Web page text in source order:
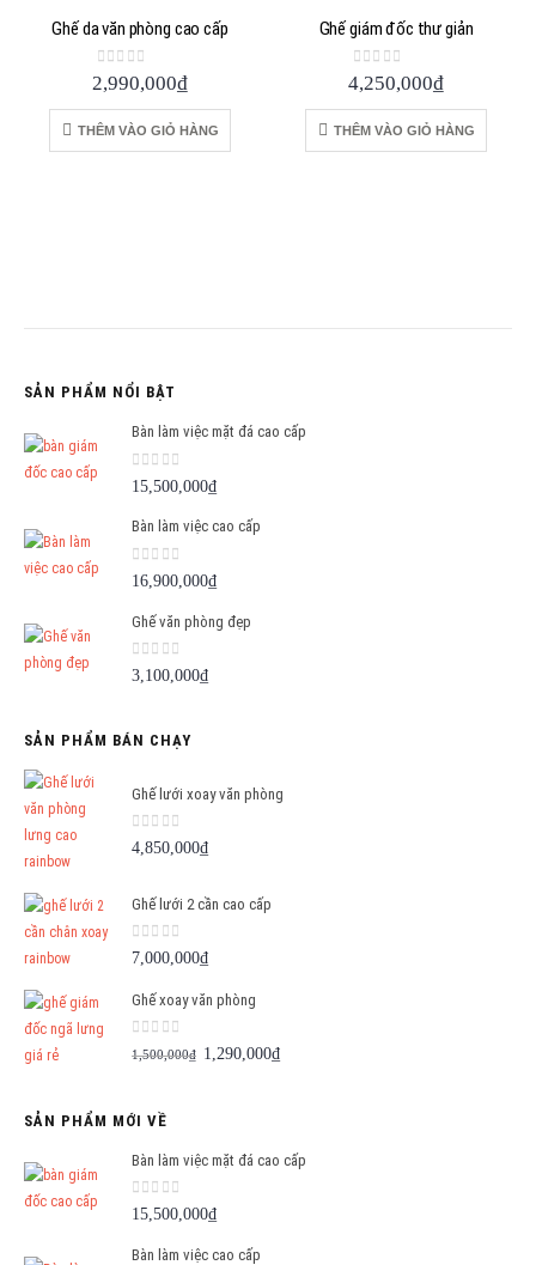
Ghế da văn phòng cao cấp
0 out of 5
2,990,000₫
THÊM VÀO GIỎ HÀNG
Ghế giám đốc thư giản
0 out of 5
4,250,000₫
THÊM VÀO GIỎ HÀNG
SẢN PHẨM NỔI BẬT
Bàn làm việc mặt đá cao cấp
0 out of 5
15,500,000₫
Bàn làm việc cao cấp
0out of 5
16,900,000₫
Ghế văn phòng đẹp
0 out of 5
3,100,000₫
SẢN PHẨM BÁN CHẠY
Ghế lưới xoay văn phòng
0 out of 5
4,850,000₫
Ghế lưới 2 cần cao cấp
0 out of 5
7,000,000₫
Ghế xoay văn phòng
0 out of 5
1,500,000₫ Giá
1,290,000₫Giá
1,290,000₫.
SẢN PHẨM MỚI VỀ
Bàn làm việc mặt đá cao cấp
0 out of 5
15,500,000₫
Bàn làm việc cao cấp